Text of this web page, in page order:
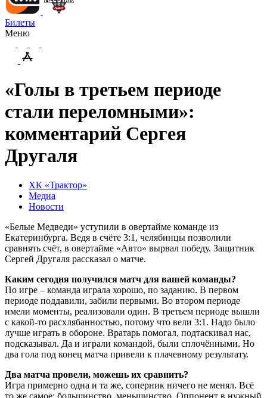
Билеты
Меню
«Голы в третьем периоде
стали переломными»:
комментарий Сергея
Другаля
ХК «Трактор»
Медиа
Новости
«Белые Медведи» уступили в овертайме команде из
Екатеринбурга. Ведя в счёте 3:1, челябинцы позволили
сравнять счёт, в овертайме «Авто» вырвал победу. Защитник
Сергей Другаля рассказал о матче.
Каким сегодня получился матч для вашей команды?
По игре – команда играла хорошо, по заданию. В первом
периоде поддавили, забили первыми. Во втором периоде
имели моменты, реализовали один. В третьем периоде вышли
с какой-то расхлябанностью, потому что вели 3:1. Надо было
лучше играть в обороне. Вратарь помогал, подтаскивал нас,
подсказывал. Да и играли командой, были сплочёнными. Но
два гола под конец матча привели к плачевному результату.
Два матча провели, можешь их сравнить?
Игра примерно одна и та же, соперник ничего не менял. Всё
то же самое: большинство, меньшинство. Оппонент в нужный